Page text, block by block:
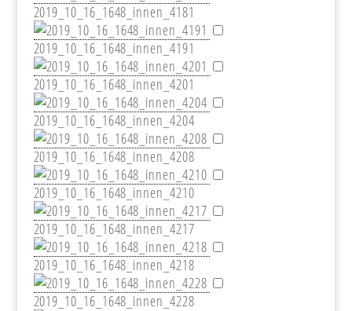
2019_10_16_1648_innen_4181
2019_10_16_1648_innen_4191
2019_10_16_1648_innen_4201
2019_10_16_1648_innen_4204
2019_10_16_1648_innen_4208
2019_10_16_1648_innen_4210
2019_10_16_1648_innen_4217
2019_10_16_1648_innen_4218
2019_10_16_1648_innen_4228